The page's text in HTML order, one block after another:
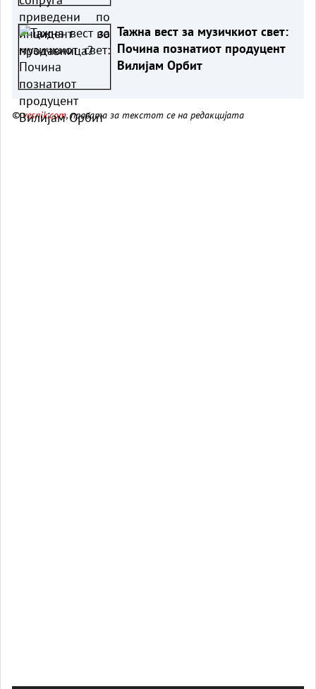
Тажна вест за музичкиот свет:
Почина познатиот продуцент
Вилијам Орбит
©vesnik.com, правата за текстот се на редакцијата